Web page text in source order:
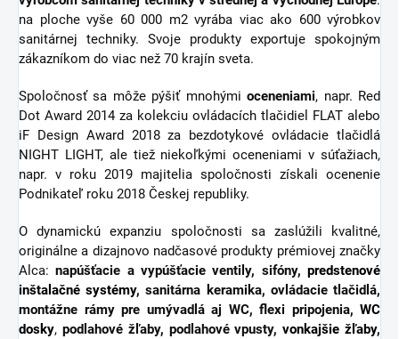
na ploche vyše 60 000 m2 vyrába viac ako 600 výrobkov
sanitárnej techniky. Svoje produkty exportuje spokojným
zákazníkom do viac než 70 krajín sveta.
Spoločnosť sa môže pýšiť mnohýmioceneniami, napr. Red
Dot Award 2014 za kolekciu ovládacích tlačidiel FLAT alebo
iF Design Award 2018 za bezdotykové ovládacie tlačidlá
NIGHT LIGHT, ale tiež niekoľkými oceneniami v súťažiach,
napr. v roku 2019 majitelia spoločnosti získali ocenenie
Podnikateľ roku 2018 Českej republiky.
O dynamickú expanziu spoločnosti sa zaslúžili kvalitné,
originálne a dizajnovo nadčasové produkty prémiovej značky
Alca:napúšťacie a vypúšťacie ventily, sifóny,predstenové
inštalačné systémy, sanitárna keramika, ovládacie tlačidlá,
montážne rámy pre umývadlá aj WC, flexi pripojenia, WC
dosky, podlahové žľaby, podlahové vpusty,vonkajšie žľaby,